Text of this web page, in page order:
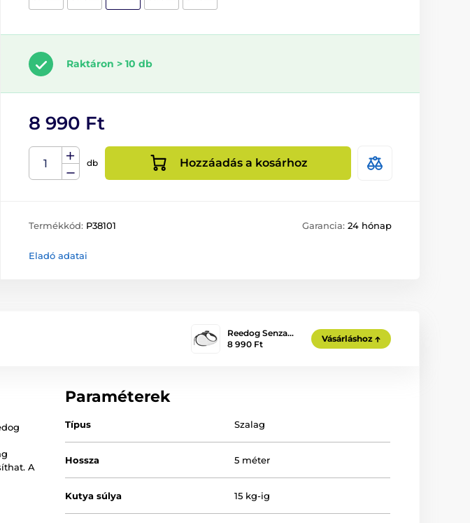
Raktáron > 10 db
8 990 Ft
db Hozzáadás a kosárhoz
Termékkód: P38101 Garancia: 24 hónap
Eladó adatai
Reedog Senza…
8 990 Ft
Vásárláshoz
A
Paraméterek
Típus Szalag
Hossza 5 méter
Kutya súlya 15 kg-ig